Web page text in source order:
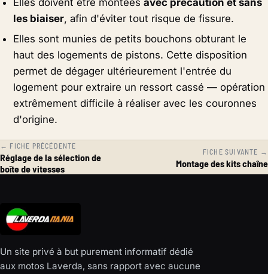
Elles doivent être montées avec précaution et sans
les biaiser, afin d'éviter tout risque de fissure.
Elles sont munies de petits bouchons obturant le
haut des logements de pistons. Cette disposition
permet de dégager ultérieurement l'entrée du
logement pour extraire un ressort cassé — opération
extrêmement difficile à réaliser avec les couronnes
d'origine.
← FICHE PRÉCÉDENTE
Réglage de la sélection de
boîte de vitesses
FICHE SUIVANTE →
Montage des kits chaîne
Un site privé à but purement informatif dédié
aux motos Laverda, sans rapport avec aucune